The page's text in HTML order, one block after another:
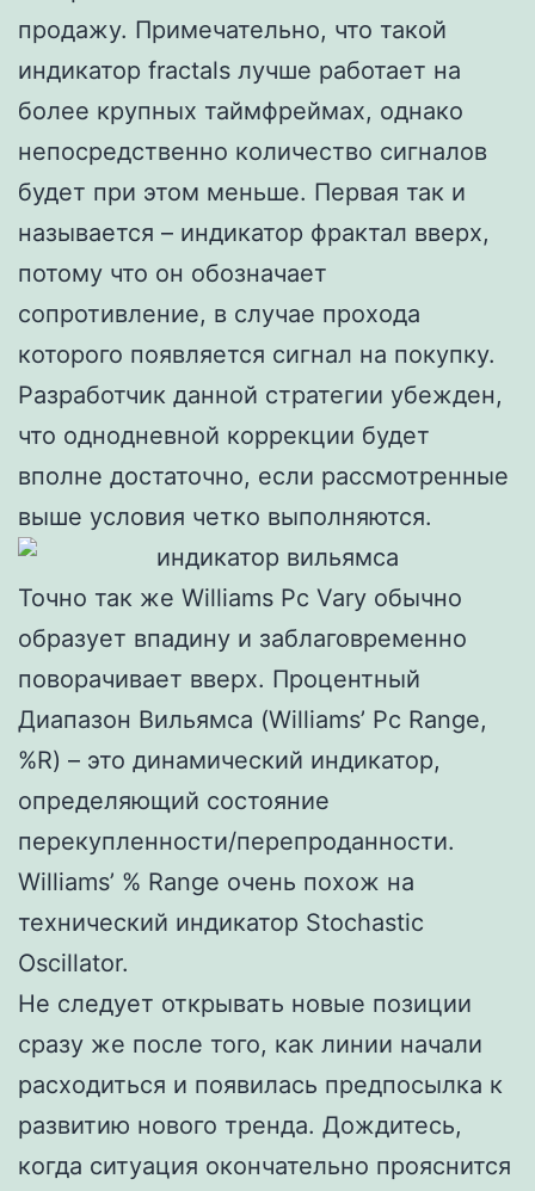
продажу. Примечательно, что такой
индикатор fractals лучше работает на
более крупных таймфреймах, однако
непосредственно количество сигналов
будет при этом меньше. Первая так и
называется – индикатор фрактал вверх,
потому что он обозначает
сопротивление, в случае прохода
которого появляется сигнал на покупку.
Разработчик данной стратегии убежден,
что однодневной коррекции будет
вполне достаточно, если рассмотренные
выше условия четко выполняются.
Точно так же Williams Pc Vary обычно
образует впадину и заблаговременно
поворачивает вверх. Процентный
Диапазон Вильямса (Williams’ Pc Range,
%R) – это динамический индикатор,
определяющий состояние
перекупленности/перепроданности.
Williams’ % Range очень похож на
технический индикатор Stochastic
Oscillator.
Не следует открывать новые позиции
сразу же после того, как линии начали
расходиться и появилась предпосылка к
развитию нового тренда. Дождитесь,
когда ситуация окончательно прояснится